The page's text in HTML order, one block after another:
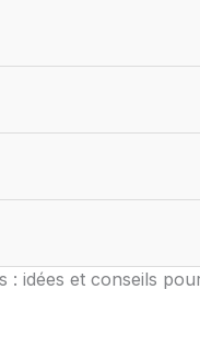
idées et conseils